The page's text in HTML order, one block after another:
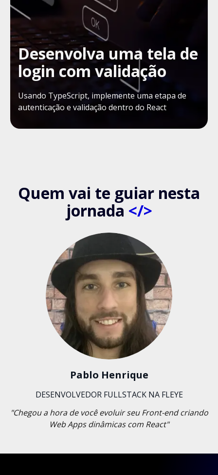
Desenvolva uma tela de
login com validação
Usando TypeScript, implemente uma etapa de
autenticação e validação dentro do React
Quem vai te guiar nesta
jornada </>
Pablo Henrique
DESENVOLVEDOR FULLSTACK NA FLEYE
"Chegou a hora de você evoluir seu Front-end criando
Web Apps dinâmicas com React"